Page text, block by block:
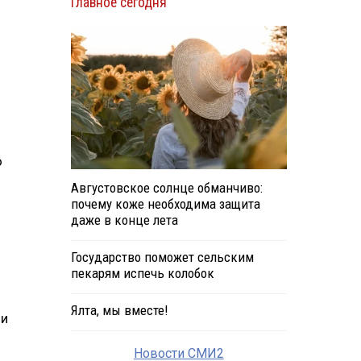
Августовское солнце обманчиво:
почему коже необходима защита
даже в конце лета
Государство поможет сельским
пекарям испечь колобок
Ялта, мы вместе!
Новости СМИ2